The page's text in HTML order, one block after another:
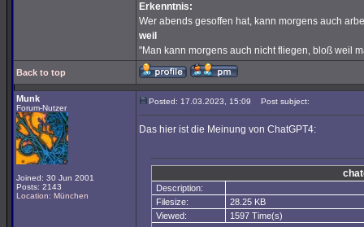
Erkenntnis:
Wer abends gesoffen hat, kann morgens auch
weil
"Man kann morgens auch nicht fliegen, bloß weil
Back to top
Munk
Forum-Nutzer
Joined: 30 Jun 2001
Posts: 2143
Location: München
Posted: 17.03.2023, 15:09 Post subject:
Das hier ist die Meinung von ChatGPT4:
Description:
Filesize:
28.25 KB
Viewed:
1597 Time(s)